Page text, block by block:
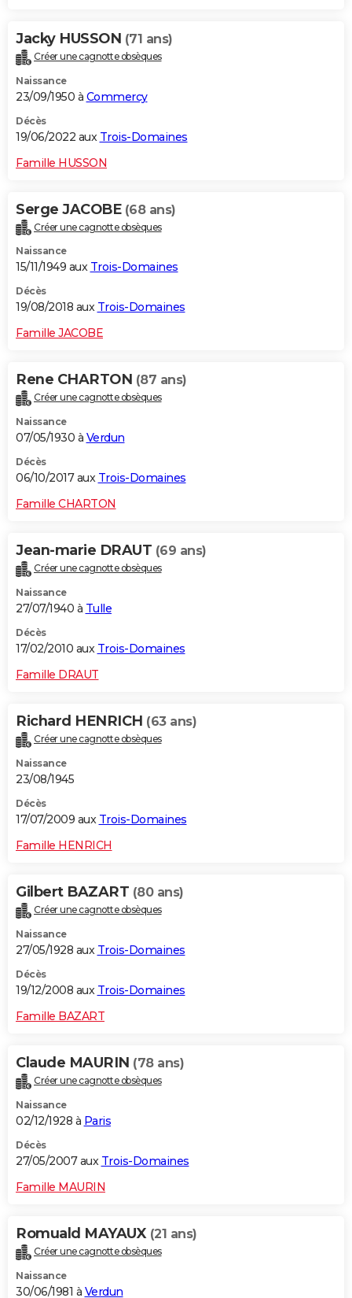
Jacky HUSSON (71 ans)
Créer une cagnotte obsèques
Naissance
23/09/1950 à Commercy
Décès
19/06/2022 aux Trois-Domaines
Famille HUSSON
Serge JACOBE (68 ans)
Créer une cagnotte obsèques
Naissance
15/11/1949 aux Trois-Domaines
Décès
19/08/2018 aux Trois-Domaines
Famille JACOBE
Rene CHARTON (87 ans)
Créer une cagnotte obsèques
Naissance
07/05/1930 à Verdun
Décès
06/10/2017 aux Trois-Domaines
Famille CHARTON
Jean-marie DRAUT (69 ans)
Créer une cagnotte obsèques
Naissance
27/07/1940 à Tulle
Décès
17/02/2010 aux Trois-Domaines
Famille DRAUT
Richard HENRICH (63 ans)
Créer une cagnotte obsèques
Naissance
23/08/1945
Décès
17/07/2009 aux Trois-Domaines
Famille HENRICH
Gilbert BAZART (80 ans)
Créer une cagnotte obsèques
Naissance
27/05/1928 aux Trois-Domaines
Décès
19/12/2008 aux Trois-Domaines
Famille BAZART
Claude MAURIN (78 ans)
Créer une cagnotte obsèques
Naissance
02/12/1928 à Paris
Décès
27/05/2007 aux Trois-Domaines
Famille MAURIN
Romuald MAYAUX (21 ans)
Créer une cagnotte obsèques
Naissance
30/06/1981 à Verdun